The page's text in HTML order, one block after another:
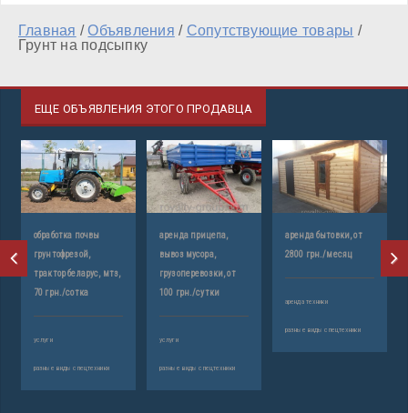
Главная /Объявления / Сопутствующие товары /
Грунт на подсыпку
ЕЩЕ ОБЪЯВЛЕНИЯ ЭТОГО ПРОДАВЦА
обработка почвы
грунтофрезой,
трактор беларус, мтз,
70 грн./сотка
услуги
разные виды спецтехники
аренда прицепа,
вывоз мусора,
грузоперевозки, от
100 грн./сутки
услуги
разные виды спецтехники
аренда бытовки, от
2800 грн./месяц
аренда техники
разные виды спецтехники